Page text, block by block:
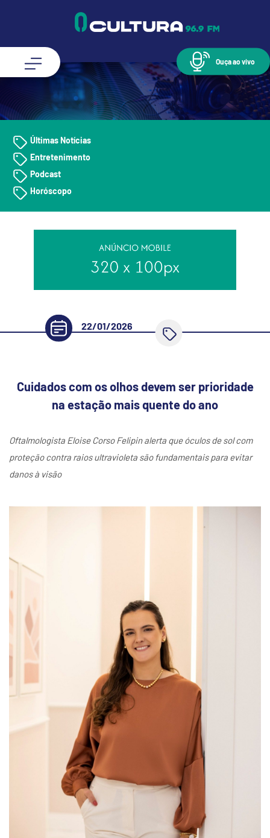
Ouça ao vivo
Últimas Notícias
Entretenimento
Podcast
Horóscopo
22/01/2026
Cuidados com os olhos devem ser prioridade
na estação mais quente do ano
Oftalmologista Eloise Corso Felipin alerta que óculos de sol com
proteção contra raios ultravioleta são fundamentais para evitar
danos à visão